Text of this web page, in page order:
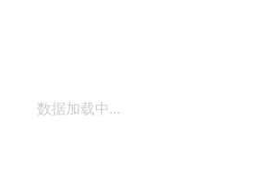
数据加载中...